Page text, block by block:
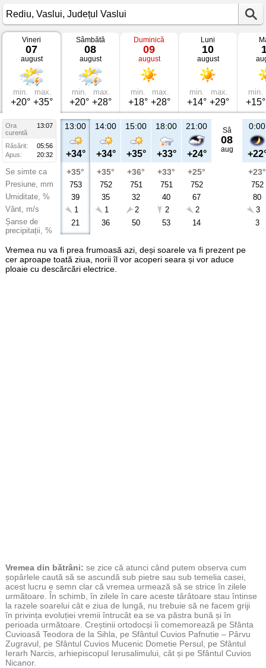
Vremea
Rediu
Vaslui,
Județul
Vaslui
Vineri
07
august
min.
+20°
max.
+35°
Sâmbătă
08
august
min.
+20°
max.
+28°
Duminică
09
august
min.
+18°
max.
+28°
Luni
10
august
min.
+14°
max.
+29°
min.
+15°
Ora
13:07
curentă
Răsărit:
05:56
Apus:
20:32
Se simte ca
Presiune, mm
Umiditate, %
Vânt, m/s
Șanse de
precipitații, %
13:00
+34°
+35°
753
39
1
21
14:00
+34°
+35°
752
35
1
36
15:00
+35°
+36°
751
32
2
50
18:00
+33°
+33°
751
40
2
53
21:00
+24°
+25°
752
67
2
14
Sâ
08
aug
0:00
+23°
752
80
3
3
Vremea nu va fi prea frumoasă azi, deși soarele va fi prezent pe
cer aproape toată ziua, norii îl vor acoperi seara și vor aduce
ploaie cu descărcări electrice.
Vremea din bătrâni: se zice că atunci când putem observa cum
șopârlele caută să se ascundă sub pietre sau sub temelia casei,
acest lucru e semn clar că vremea urmează să se strice în zilele
următoare. În schimb, în zilele în care aceste târâtoare stau întinse
la razele soarelui cât e ziua de lungă, nu trebuie să ne facem griji
în privința evoluției vremii întrucât ea se va păstra bună și în
perioada următoare. Creștinii ortodocși îi comemorează pe Sfânta
Cuvioasă Teodora de la Sihla, pe Sfântul Cuvios Pafnutie – Pârvu
Zugravul, pe Sfântul Cuvios Mucenic Dometie Persul, pe Sfântul
Ierarh Narcis, arhiepiscopul Ierusalimului, cât și pe Sfântul Cuvios
Nicanor.